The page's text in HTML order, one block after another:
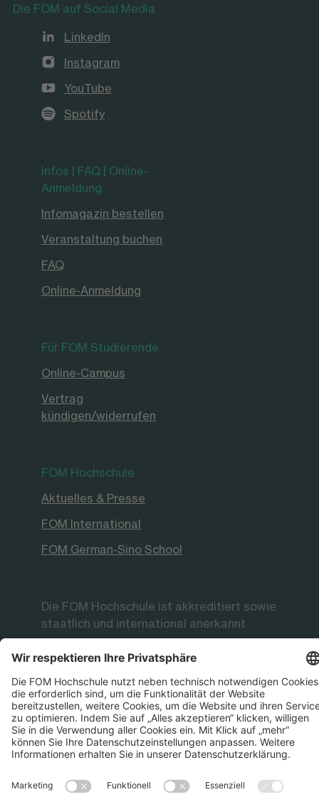
Die FOM auf Social Media
LinkedIn
Instagram
YouTube
Spotify
Infos | FAQ | Online-
Anmeldung
Infomagazin bestellen
Veranstaltung buchen
FAQ
Online-Anmeldung
Für FOM Studierende
Online-Campus
Vertrag
kündigen/widerrufen
FOM Hochschule
Aktuelles & Presse
FOM International
FOM German-Sino School
Die FOM Hochschule ist akkreditiert sowie
staatlich und international anerkannt
Datenschutz Impressum